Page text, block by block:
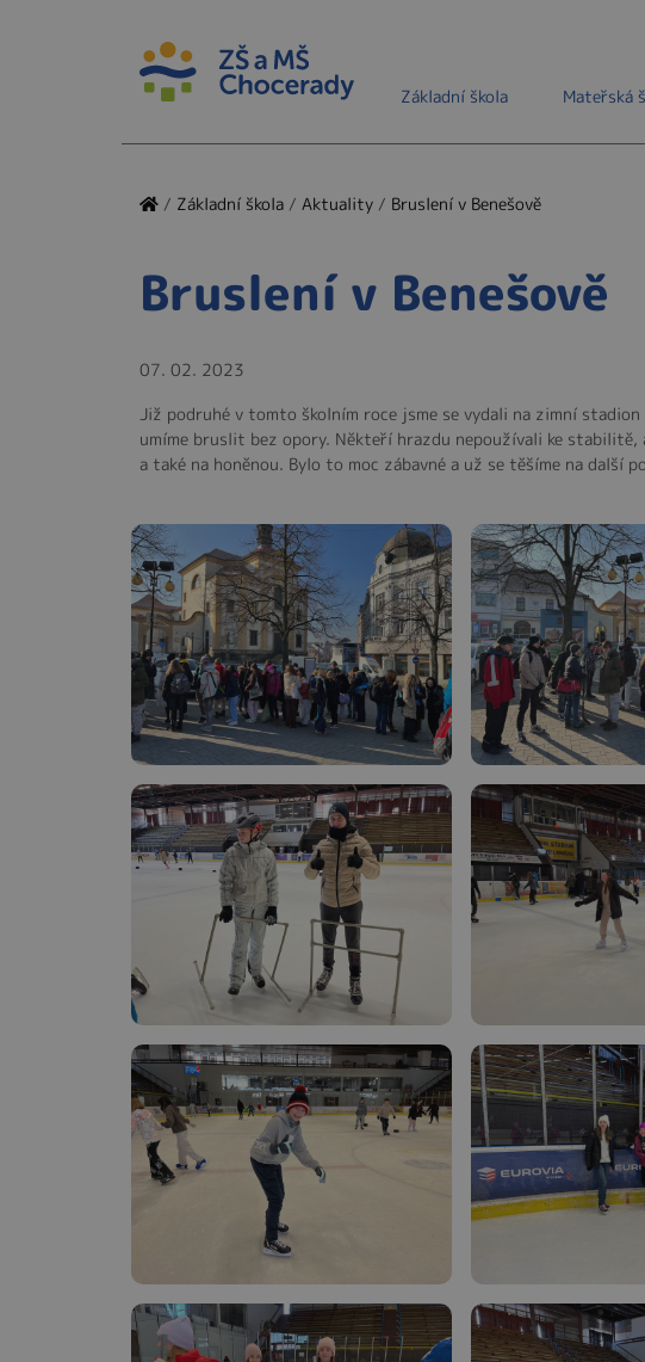
Základní škola Mateřská
/ Základní škola / Aktuality / Bruslení v Benešově
Bruslení v Benešově
07. 02. 2023
Již podruhé v tomto školním roce jsme se vydali na zimní
umíme bruslit bez opory. Někteří hrazdu nepoužívali ke stabilitě,
a také na honěnou. Bylo to moc zábavné a už se těšíme na další